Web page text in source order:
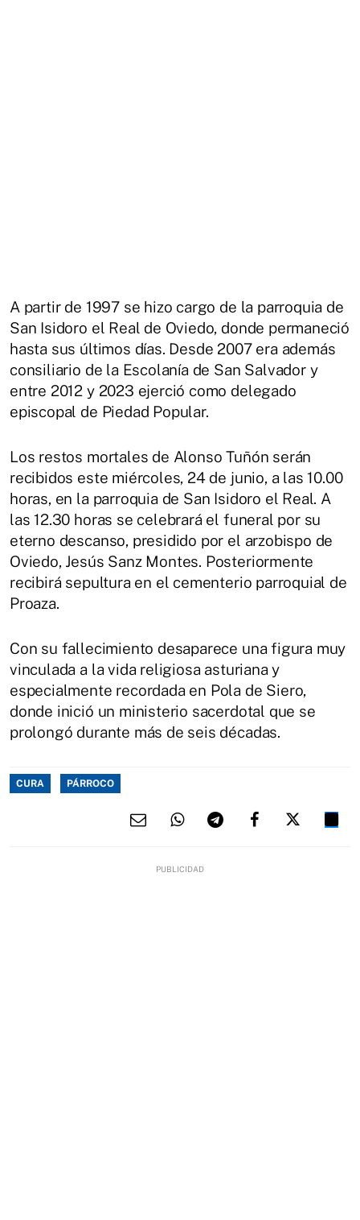
A partir de 1997 se hizo cargo de la parroquia de
San Isidoro el Real de Oviedo, donde permaneció
hasta sus últimos días. Desde 2007 era además
consiliario de la Escolanía de San Salvador y
entre 2012 y 2023 ejerció como delegado
episcopal de Piedad Popular.
Los restos mortales de Alonso Tuñón serán
recibidos este miércoles, 24 de junio, a las 10.00
horas, en la parroquia de San Isidoro el Real. A
las 12.30 horas se celebrará el funeral por su
eterno descanso, presidido por el arzobispo de
Oviedo, Jesús Sanz Montes. Posteriormente
recibirá sepultura en el cementerio parroquial de
Proaza.
Con su fallecimiento desaparece una figura muy
vinculada a la vida religiosa asturiana y
especialmente recordada en Pola de Siero,
donde inició un ministerio sacerdotal que se
prolongó durante más de seis décadas.
CURA PÁRROCO